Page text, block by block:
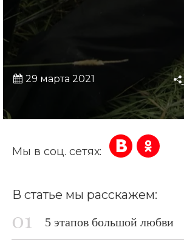
29 марта 2021
Мы в соц. сетях:
В статье мы расскажем:
5 этапов большой любви